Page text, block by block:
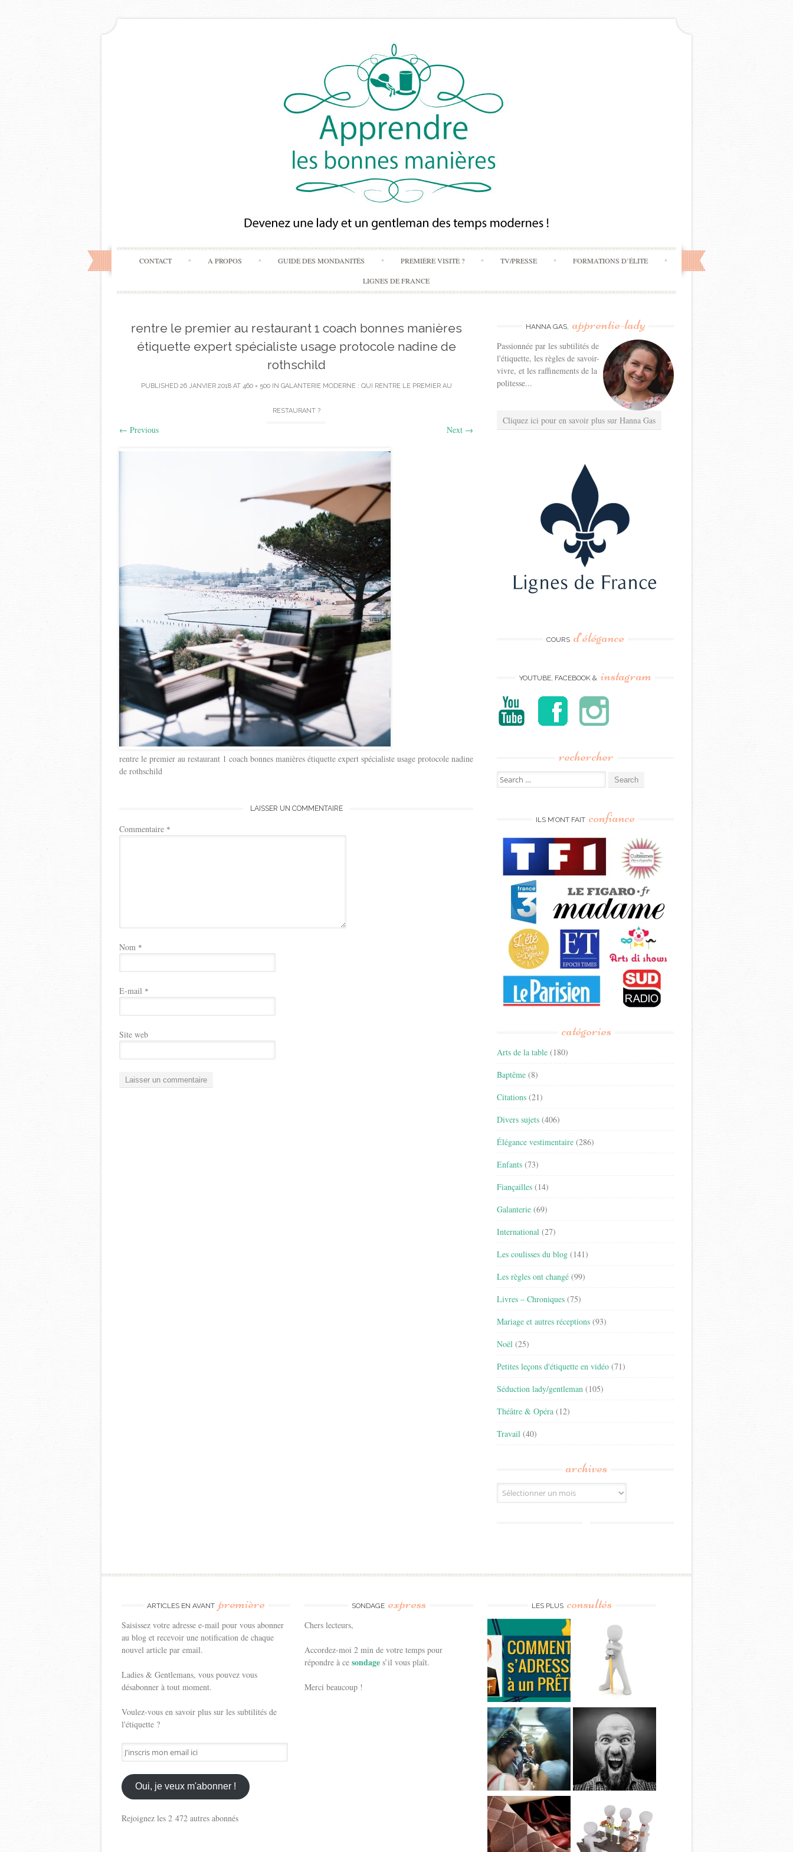
Skip
to
content
CONTACT A PROPOS GUIDE DES MONDANITÉS PREMIÈRE VISITE ? TV/PRESSE FORMATIONS D’ÉLITE
LIGNES DE FRANCE
rentre le premier au restaurant 1 coach bonnes manières
étiquette expert spécialiste usage protocole nadine de
rothschild
PUBLISHED 26 JANVIER 2018AT 460 × 500IN GALANTERIE MODERNE : QUI RENTRE LE PREMIER AU
RESTAURANT ?
← Previous Next →
rentre le premier au restaurant 1 coach bonnes manières étiquette expert spécialiste usage protocole nadine
de rothschild
LAISSER UN COMMENTAIRE
Commentaire *
Nom *
E-mail *
Site web
HANNA GAS, apprentie-lady
Passionnée par les subtilités de
l'étiquette, les règles de savoir-
vivre, et les raffinements de la
politesse...
Cliquez ici pour en savoir plus sur Hanna Gas
COURS d’élégance
YOUTUBE, FACEBOOK & instagram
rechercher
Search
for:
ILS M’ONT FAIT confiance
catégories
Arts de la table (180)
Baptême (8)
Citations (21)
Divers sujets (406)
Élégance vestimentaire (286)
Enfants (73)
Fiançailles (14)
Galanterie (69)
International (27)
Les coulisses du blog (141)
Les règles ont changé (99)
Livres – Chroniques (75)
Mariage et autres réceptions (93)
Noël (25)
Petites leçons d'étiquette en vidéo (71)
Séduction lady/gentleman (105)
Théâtre & Opéra (12)
Travail (40)
archives
Archives
ARTICLES EN AVANT première
Saisissez votre adresse e-mail pour vous abonner
au blog et recevoir une notification de chaque
nouvel article par email.
Ladies & Gentlemans, vous pouvez vous
désabonner à tout moment.
Voulez-vous en savoir plus sur les subtilités de
l'étiquette ?
J'inscris
mon
email
ici
Oui, je veux m'abonner !
Rejoignez les 2 472 autres abonnés
SONDAGE express
Chers lecteurs,
Accordez-moi 2 min de votre temps pour
répondre à cesondages’il vous plaît.
Merci beaucoup !
LES PLUS consultés